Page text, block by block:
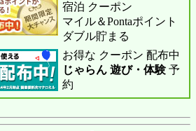
宿泊 クーポン
マイル＆Pontaポイント
ダブル貯まる
お得な クーポン 配布中
じゃらん 遊び・体験予
約